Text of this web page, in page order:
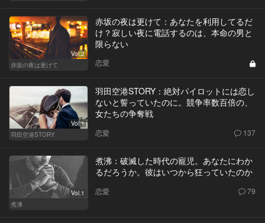
Vol.2
赤坂の夜は更けて
赤坂の夜は更けて：あなたを利用してるだ
け？寂しい夜に電話するのは、本命の男と
限らない
恋愛
Vol.1
羽田空港STORY
羽田空港STORY：絶対パイロットには恋し
ないと誓っていたのに。競争率数百倍の、
女たちの争奪戦
恋愛 137
Vol.1
煮沸
煮沸：破滅した時代の寵児。あなたにわか
るだろうか。彼はいつから狂っていたのか
恋愛 79